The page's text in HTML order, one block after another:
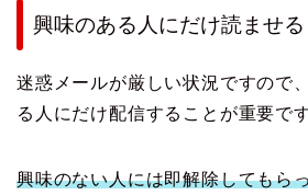
興味のある人にだけ読ませる
迷惑メールが厳しい状況ですので
る人にだけ配信することが重要です
興味のない人には即解除してもら